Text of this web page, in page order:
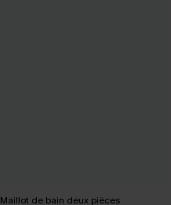
Maillot de bain deux pièces